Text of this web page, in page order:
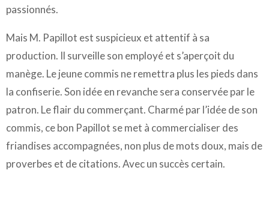
passionnés.
Mais M. Papillot est suspicieux et attentif à sa
production. Il surveille son employé et s’aperçoit du
manège. Le jeune commis ne remettra plus les pieds dans
la confiserie. Son idée en revanche sera conservée par le
patron. Le flair du commerçant. Charmé par l’idée de son
commis, ce bon Papillot se met à commercialiser des
friandises accompagnées, non plus de mots doux, mais de
proverbes et de citations. Avec un succès certain.